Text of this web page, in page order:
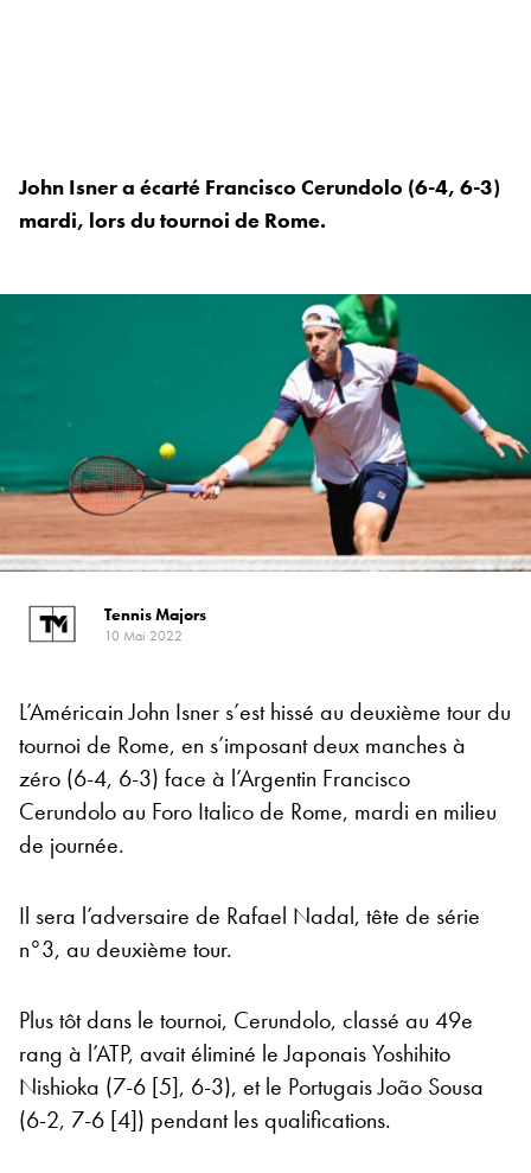
John Isner a écarté Francisco Cerundolo (6-4, 6-3)
mardi, lors du tournoi de Rome.
Tennis Majors
10 Mai 2022
L’Américain John Isner s’est hissé au deuxième tour du
tournoi de Rome, en s’imposant deux manches à
zéro (6-4, 6-3) face à l’Argentin Francisco
Cerundolo au Foro Italico de Rome, mardi en milieu
de journée.
Il sera l’adversaire de Rafael Nadal, tête de série
n°3, au deuxième tour.
Plus tôt dans le tournoi, Cerundolo, classé au 49e
rang à l’ATP, avait éliminé le Japonais Yoshihito
Nishioka (7-6 [5], 6-3), et le Portugais João Sousa
(6-2, 7-6 [4]) pendant les qualifications.